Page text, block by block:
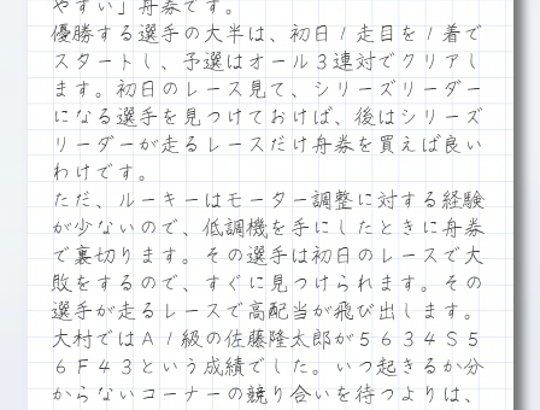
やすい」舟券です。
優勝する選手の大半は、初日１走目を１着で
スタートし、予選はオール３連対でクリアし
ます。初日のレース見て、シリーズリーダー
になる選手を見つけておけば、後はシリーズ
リーダーが走るレースだけ舟券を買えば良い
わけです。
ただ、ルーキーはモーター調整に対する経験
が少ないので、低調機を手にしたときに舟券
で裏切ります。その選手は初日のレースで大
敗をするので、すぐに見つけられます。その
選手が走るレースで高配当が飛び出します。
大村ではＡ１級の佐藤隆太郎が５６３４Ｓ５
６Ｆ４３という成績でした。いつ起きるか分
からないコーナーの競り合いを待つよりは、